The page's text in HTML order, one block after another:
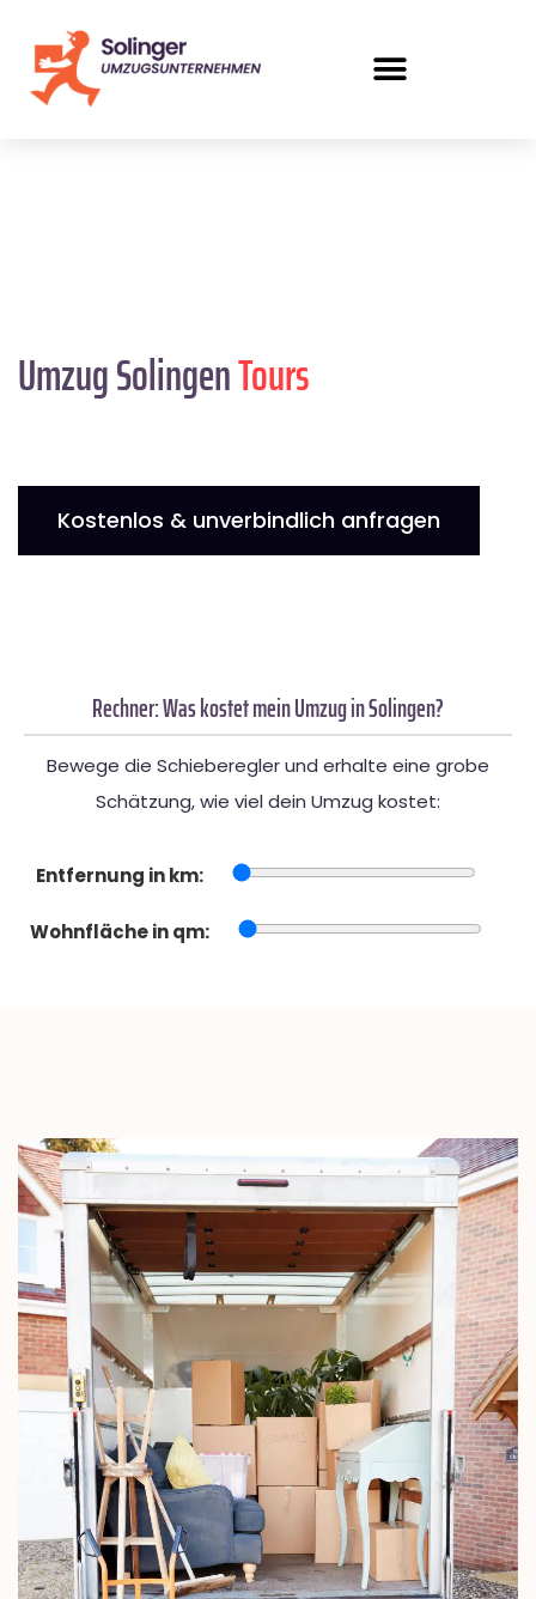
Umzug SolingenTours
Kostenlos & unverbindlich anfragen
Rechner: Was kostet mein Umzug in Solingen?
Bewege die Schieberegler und erhalte eine grobe
Schätzung, wie viel dein Umzug kostet:
Entfernung in km:
Wohnfläche in qm: